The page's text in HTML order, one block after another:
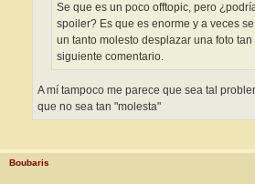
Se que es un poco offtopic, pero
spoiler? Es que es enorme y a veces
un tanto molesto desplazar una foto tan
siguiente comentario.
A mí tampoco me parece que sea tal
que no sea tan "molesta"
Boubaris